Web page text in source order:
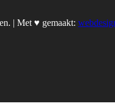
| Met ♥︎ gemaakt: